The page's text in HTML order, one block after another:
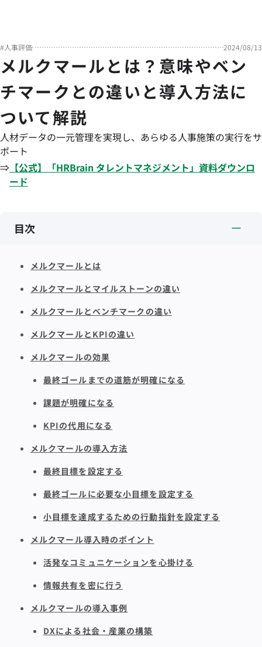
#人事評価 2024/08/13
メルクマールとは？意味やベン
チマークとの違いと導入方法に
ついて解説
人材データの一元管理を実現し、あらゆる人事施策の実行をサ
ポート
⇒ 【公式】「HRBrain タレントマネジメント」資料ダウンロ
ード
目次
メルクマールとは
メルクマールとマイルストーンの違い
メルクマールとベンチマークの違い
メルクマールとKPIの違い
メルクマールの効果
最終ゴールまでの道筋が明確になる
課題が明確になる
KPIの代用になる
メルクマールの導入方法
最終目標を設定する
最終ゴールに必要な小目標を設定する
小目標を達成するための行動指針を設定する
メルクマール導入時のポイント
活発なコミュニケーションを心掛ける
情報共有を密に行う
メルクマールの導入事例
DXによる社会・産業の構築